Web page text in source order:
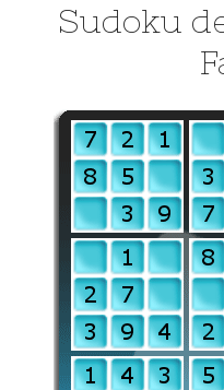
Sudoku